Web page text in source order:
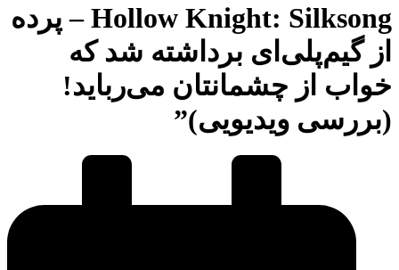
Hollow Knight: Silksong – پرده
از گیم‌پلی‌ای برداشته شد که
خواب از چشمانتان می‌رباید!
(بررسی ویدیویی)”